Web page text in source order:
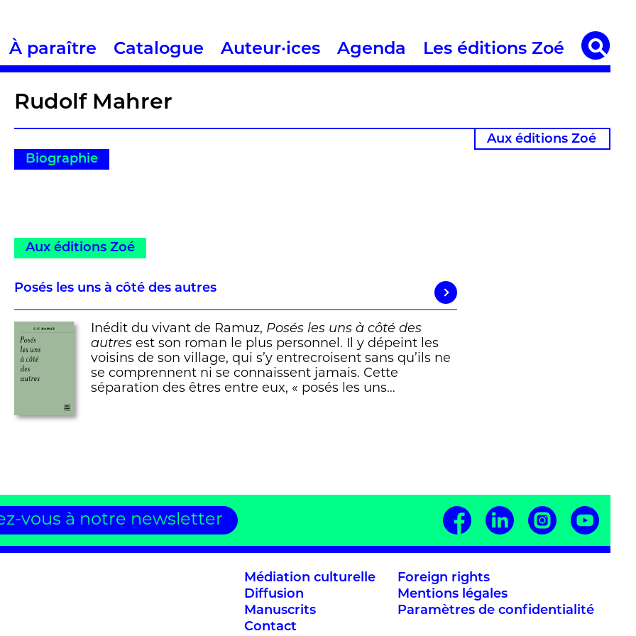
À paraître Catalogue Auteur·ices Agenda Les éditions Zoé
Rudolf Mahrer
Aux éditions Zoé
Biographie
Aux éditions Zoé
Posés les uns à côté des autres
Inédit du vivant de Ramuz, Posés les uns à côté des
autres est son roman le plus personnel. Il y dépeint les
voisins de son village, qui s’y entrecroisent sans qu’ils ne
se comprennent ni se connaissent jamais. Cette
séparation des êtres entre eux, « posés les uns…
vous à notre newsletter
Médiation culturelle
Diffusion
Manuscrits
Contact
Foreign rights
Mentions légales
Paramètres de confidentialité